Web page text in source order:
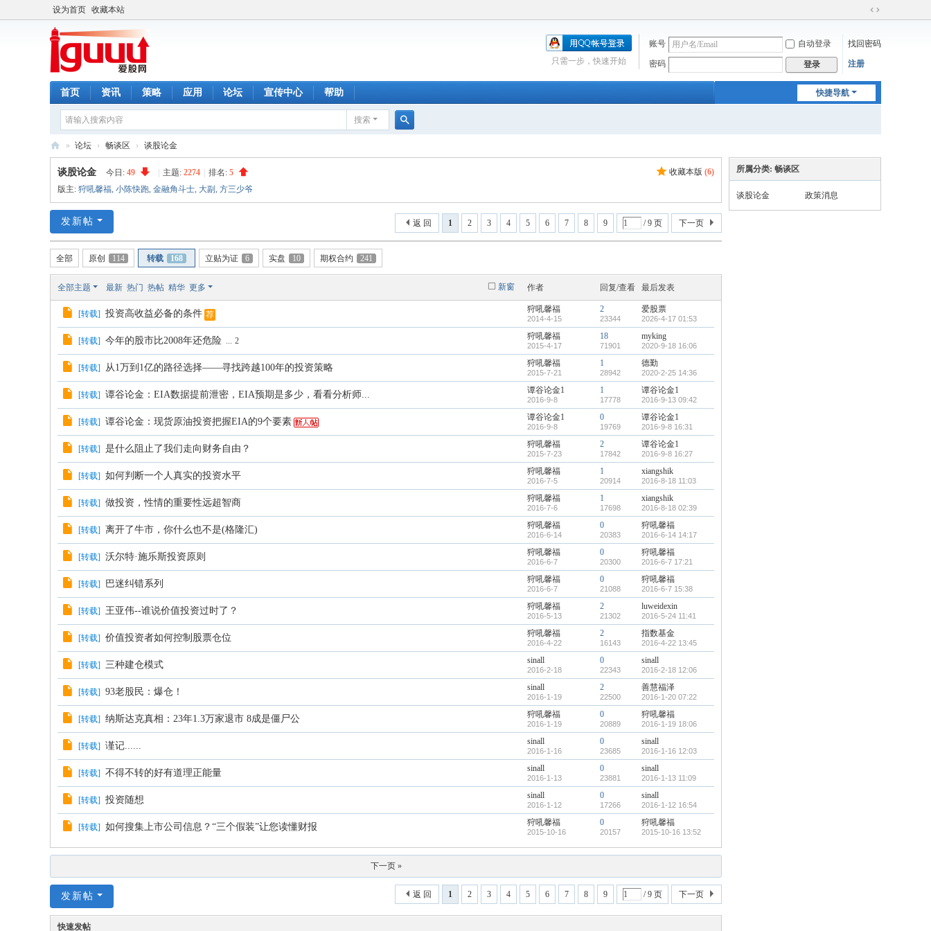
设为首页 收藏本站
切
到
账号 自动登录 找回密码
密码 登录 注册
只需一步，快速开始
快捷导航
首页 资讯 策略 应用 论坛 宣传中心 帮助
搜索
索
爱
股
网
» 论坛 › 畅谈区 › 谈股论金
收藏本版 (6)
谈股论金 今日: 49 主题: 2274 排名: 5
版主: 狩吼馨福, 小陈快跑, 金融角斗士, 大副 , 方三少爷
1 2 3 4 5 6 7 8 9 / 9 页 下一页
返 回
发新帖
全部 原创 114 转载 168 立贴为证 6 实盘 10 期权合约 241
新窗
全部主题 最新 热门 热帖 精华 更多 作者 回复/查看 最后发表
[转载] 投资高收益必备的条件 荐
狩吼馨福
2014-4-15
2
23344
爱股票
2026-4-17 01:53
[转载] 今年的股市比2008年还危险 ... 2 狩吼馨福
2015-4-17
18
71901
myking
2020-9-18 16:06
[转载] 从1万到1亿的路径选择——寻找跨越100年的投资策略 狩吼馨福
2015-7-21
1
28942
德勤
2020-2-25 14:36
[转载] 谭谷论金：EIA数据提前泄密，EIA预期是多少，看看分析师... 谭谷论金1
2016-9-8
1
17778
谭谷论金1
2016-9-13 09:42
[转载] 谭谷论金：现货原油投资把握EIA的9个要素 谭谷论金1
2016-9-8
0
19769
谭谷论金1
2016-9-8 16:31
[转载] 是什么阻止了我们走向财务自由？ 狩吼馨福
2015-7-23
2
17842
谭谷论金1
2016-9-8 16:27
[转载] 如何判断一个人真实的投资水平 狩吼馨福
2016-7-5
1
20914
xiangshik
2016-8-18 11:03
[转载] 做投资，性情的重要性远超智商 狩吼馨福
2016-7-6
1
17698
xiangshik
2016-8-18 02:39
[转载] 离开了牛市，你什么也不是(格隆汇) 狩吼馨福
2016-6-14
0
20383
狩吼馨福
2016-6-14 14:17
[转载] 沃尔特·施乐斯投资原则 狩吼馨福
2016-6-7
0
20300
狩吼馨福
2016-6-7 17:21
[转载] 巴迷纠错系列 狩吼馨福
2016-6-7
0
21088
狩吼馨福
2016-6-7 15:38
[转载] 王亚伟--谁说价值投资过时了？ 狩吼馨福
2016-5-13
2
21302
luweidexin
2016-5-24 11:41
[转载] 价值投资者如何控制股票仓位 狩吼馨福
2016-4-22
2
16143
指数基金
2016-4-22 13:45
[转载] 三种建仓模式 sinall
2016-2-18
0
22343
sinall
2016-2-18 12:06
[转载] 93老股民：爆仓！ sinall
2016-1-19
2
22500
善慧福泽
2016-1-20 07:22
[转载] 纳斯达克真相：23年1.3万家退市 8成是僵尸公 狩吼馨福
2016-1-19
0
20889
狩吼馨福
2016-1-19 18:06
[转载] 谨记...... sinall
2016-1-16
0
23685
sinall
2016-1-16 12:03
[转载] 不得不转的好有道理正能量 sinall
2016-1-13
0
23881
sinall
2016-1-13 11:09
[转载] 投资随想 sinall
2016-1-12
0
17266
sinall
2016-1-12 16:54
[转载] 如何搜集上市公司信息？“三个假装”让您读懂财报 狩吼馨福
2015-10-16
0
20157
狩吼馨福
2015-10-16 13:52
下一页 »
1 2 3 4 5 6 7 8 9 / 9 页 下一页
返 回
发新帖
快速发帖
所属分类: 畅谈区
谈股论金 政策消息